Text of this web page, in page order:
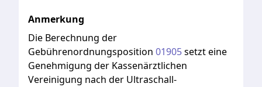
Anmerkung
Die Berechnung der
Gebührenordnungsposition 01905setzteine
Genehmigung der Kassenärztlichen
Vereinigung nach der Ultraschall-